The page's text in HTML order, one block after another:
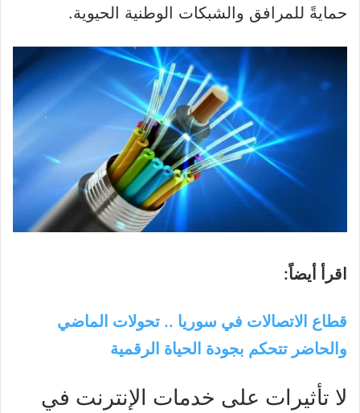
حمايةً للمرافق والشبكات الوطنية الحيوية.
اقرأ أيضاً:
قطاع الاتصالات في سوريا .. تحولات الماضي
والحاضر تتحكم بجودة الحياة الرقمية
لا تأثيرات على خدمات الإنترنت في